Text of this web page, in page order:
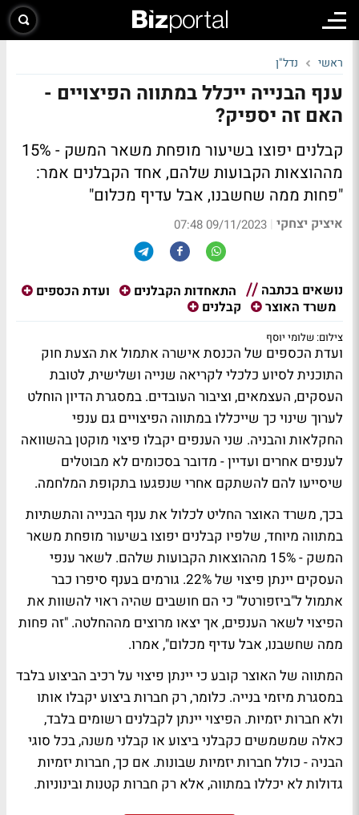
ראשי נדל"ן
ענף הבנייה ייכלל במתווה הפיצויים -
האם זה יספיק?
קבלנים יפוצו בשיעור מופחת משאר המשק - 15%
מההוצאות הקבועות שלהם, אחד הקבלנים אמר:
"פחות ממה שחשבנו, אבל עדיף מכלום"
איציק יצחקי |
09/11/2023 07:48
נושאים בכתבה התאחדות הקבלנים
ועדת הכספים
משרד האוצר
קבלנים
צילום: שלומי יוסף
ועדת הכספים של הכנסת אישרה אתמול את הצעת חוק
התוכנית לסיוע כלכלי לקריאה שנייה ושלישית, לטובת
העסקים, העצמאים, וציבור העובדים. במסגרת הדיון הוחלט
לערוך שינוי כך שייכללו במתווה הפיצויים גם ענפי
החקלאות והבניה. שני הענפים יקבלו פיצוי מוקטן בהשוואה
לענפים אחרים ועדיין - מדובר בסכומים לא מבוטלים
שיסייעו להם להשתקם אחרי שנפגעו בתקופת המלחמה.
בכך, משרד האוצר החליט לכלול את ענף הבנייה והתשתיות
במתווה מיוחד, שלפיו קבלנים יפוצו בשיעור מופחת משאר
המשק - 15% מההוצאות הקבועות שלהם. לשאר ענפי
העסקים יינתן פיצוי של 22%. גורמים בענף סיפרו כבר
אתמול ל"ביזפורטל" כי הם חושבים שהיה ראוי להשוות את
הפיצוי לשאר הענפים, אך יצאו מרוצים מההחלטה. "זה פחות
ממה שחשבנו, אבל עדיף מכלום", אמרו.
המתווה של האוצר קובע כי יינתן פיצוי על רכיב הביצוע בלבד
במסגרת מיזמי בנייה. כלומר, רק חברות ביצוע יקבלו אותו
ולא חברות יזמיות. הפיצוי יינתן לקבלנים רשומים בלבד,
כאלה שמשמשים כקבלני ביצוע או קבלני משנה, בכל סוגי
הבניה - כולל חברות יזמיות שבונות. אם כך, חברות יזמיות
גדולות לא יכללו במתווה, אלא רק חברות קטנות ובינוניות.